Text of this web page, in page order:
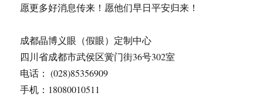
愿更多好消息传来！愿他们早日平安归来！
成都晶博义眼（假眼）定制中心
四川省成都市武侯区黉门街36号302室
电话： (028)85356909
手机：18080010511